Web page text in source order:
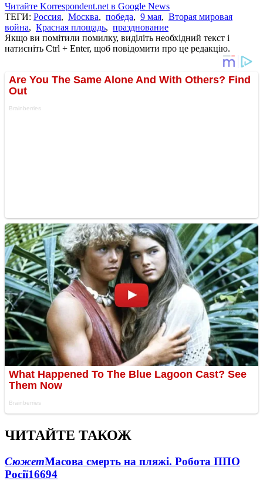
Читайте Korrespondent.net в Google News
ТЕГИ: Россия, Москва, победа, 9 мая, Вторая мировая
война, Красная площадь, празднование
Якщо ви помітили помилку, виділіть необхідний текст і
натисніть Ctrl + Enter, щоб повідомити про це редакцію.
ЧИТАЙТЕ ТАКОЖ
СюжетМасова смерть на пляжі. Робота ППО
Росії16694